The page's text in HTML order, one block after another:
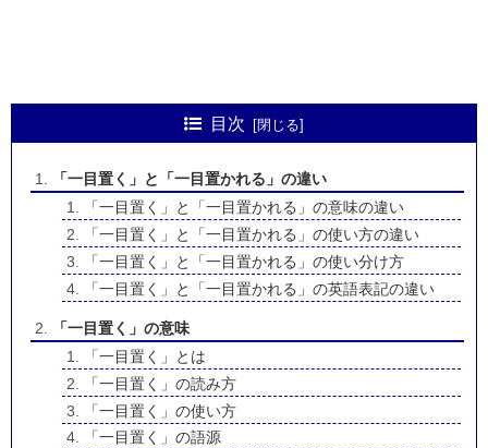
目次
「一目置く」と「一目置かれる」の違い
「一目置く」と「一目置かれる」の意味の違い
「一目置く」と「一目置かれる」の使い方の違い
「一目置く」と「一目置かれる」の使い分け方
「一目置く」と「一目置かれる」の英語表記の違い
「一目置く」の意味
「一目置く」とは
「一目置く」の読み方
「一目置く」の使い方
「一目置く」の語源